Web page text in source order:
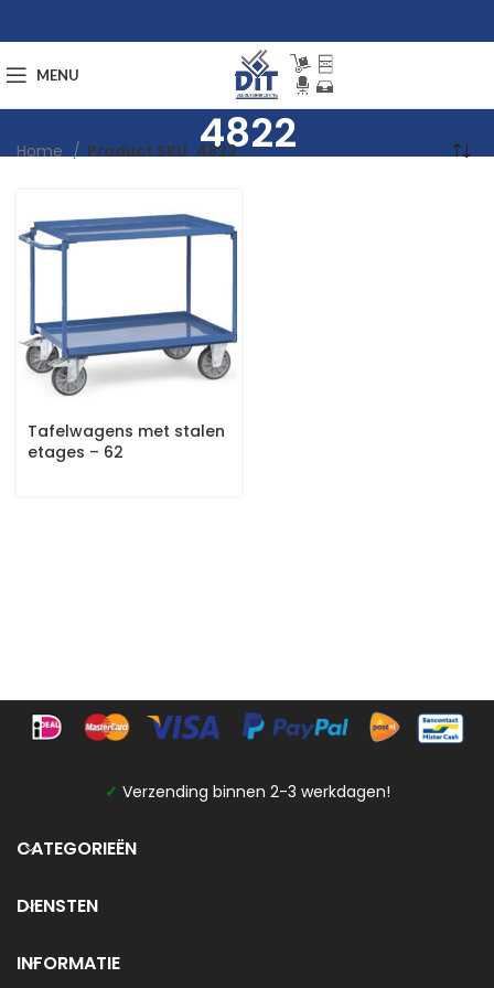
MENU
4822
Home Product SKU 4822
Tafelwagens met stalen
etages – 62
✓ Verzending binnen 2-3 werkdagen!
CATEGORIEËN
DIENSTEN
INFORMATIE